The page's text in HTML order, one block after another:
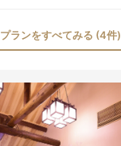
プランをすべてみる (4件)